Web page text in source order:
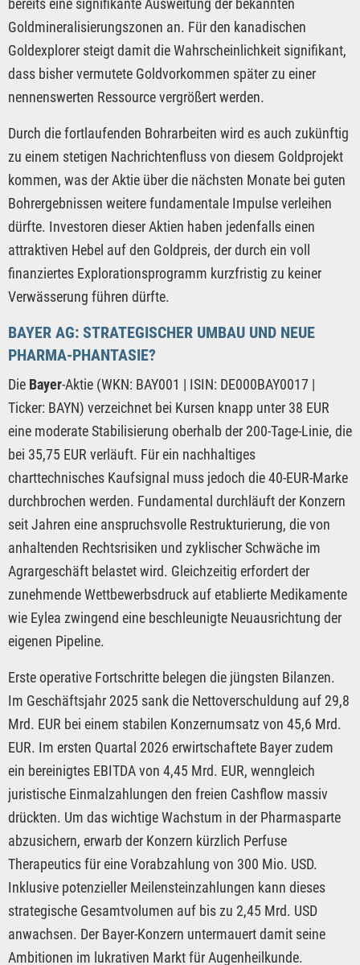
bereits eine signifikante Ausweitung der bekannten
Goldmineralisierungszonen an. Für den kanadischen
Goldexplorer steigt damit die Wahrscheinlichkeit signifikant,
dass bisher vermutete Goldvorkommen später zu einer
nennenswerten Ressource vergrößert werden.
Durch die fortlaufenden Bohrarbeiten wird es auch zukünftig
zu einem stetigen Nachrichtenfluss von diesem Goldprojekt
kommen, was der Aktie über die nächsten Monate bei guten
Bohrergebnissen weitere fundamentale Impulse verleihen
dürfte. Investoren dieser Aktien haben jedenfalls einen
attraktiven Hebel auf den Goldpreis, der durch ein voll
finanziertes Explorationsprogramm kurzfristig zu keiner
Verwässerung führen dürfte.
BAYER AG: STRATEGISCHER UMBAU UND NEUE
PHARMA-PHANTASIE?
Die Bayer-Aktie (WKN: BAY001 | ISIN: DE000BAY0017 |
Ticker: BAYN) verzeichnet bei Kursen knapp unter 38 EUR
eine moderate Stabilisierung oberhalb der 200-Tage-Linie, die
bei 35,75 EUR verläuft. Für ein nachhaltiges
charttechnisches Kaufsignal muss jedoch die 40-EUR-Marke
durchbrochen werden. Fundamental durchläuft der Konzern
seit Jahren eine anspruchsvolle Restrukturierung, die von
anhaltenden Rechtsrisiken und zyklischer Schwäche im
Agrargeschäft belastet wird. Gleichzeitig erfordert der
zunehmende Wettbewerbsdruck auf etablierte Medikamente
wie Eylea zwingend eine beschleunigte Neuausrichtung der
eigenen Pipeline.
Erste operative Fortschritte belegen die jüngsten Bilanzen.
Im Geschäftsjahr 2025 sank die Nettoverschuldung auf 29,8
Mrd. EUR bei einem stabilen Konzernumsatz von 45,6 Mrd.
EUR. Im ersten Quartal 2026 erwirtschaftete Bayer zudem
ein bereinigtes EBITDA von 4,45 Mrd. EUR, wenngleich
juristische Einmalzahlungen den freien Cashflow massiv
drückten. Um das wichtige Wachstum in der Pharmasparte
abzusichern, erwarb der Konzern kürzlich Perfuse
Therapeutics für eine Vorabzahlung von 300 Mio. USD.
Inklusive potenzieller Meilensteinzahlungen kann dieses
strategische Gesamtvolumen auf bis zu 2,45 Mrd. USD
anwachsen. Der Bayer-Konzern untermauert damit seine
Ambitionen im lukrativen Markt für Augenheilkunde.